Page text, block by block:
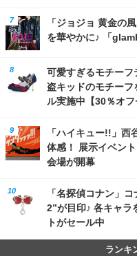
「ジョジョ 黄金の
を華やかに♪ 「
可愛すぎるモチー
盗キッドのモチー
ル実施中【30％オフ
「ハイキュー!!」西
体感！ 展示イベン
会場が開幕
「名探偵コナン」
2”が目印♪ 各キャラ
トがセール中
ランキ